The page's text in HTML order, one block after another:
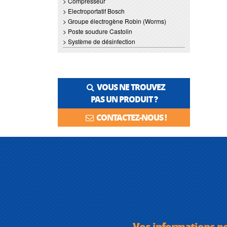
> Electroportatif Bosch
> Groupe électrogène Robin (Worms)
> Poste soudure Castolin
> Système de désinfection
VOUS NE TROUVEZ
PAS UN PRODUIT ?
CONTACTEZ-NOUS !